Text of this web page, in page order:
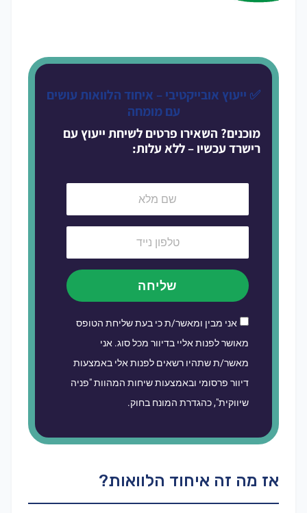
✅ ייעוץ אובייקטיבי – איחוד הלוואות עושים
עם מומחה
מוכנים? השאירו פרטים לשיחת ייעוץעם
רישרד עכשיו – ללא עלות:
אני מבין ומאשר/ת כי בעת שליחת הטופס
מאושר לפנות אליי בדיוור מכל סוג. אני
מאשר/ת שתהיו רשאים לפנות אלי באמצעות
דיוור פרסומי ובאמצעות שיחות המהוות "פניה
שיווקית", כהגדרת המונח בחוק.
שליחה
אז מה זה איחוד הלוואות?